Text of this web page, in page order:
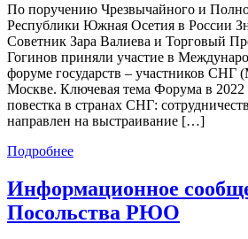
По поручению Чрезвычайного и
Республики Южная Осетия в России
Советник Зара Валиева и Торговый
Гогинов приняли участие в
форуме государств – участников
Москве. Ключевая тема Форума в 2022
повестка в странах СНГ:
направлен на выстраивание […]
Подробнее
Информационное
Посольства РЮО